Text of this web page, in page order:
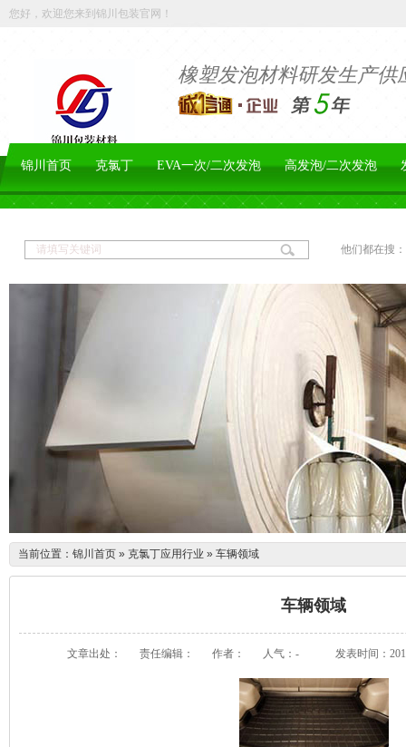
您好，欢迎您来到锦川包装官网！
橡塑发泡材料研发生产供
锦川首页 克氯丁 EVA一次/二次发泡 高发泡/二次发泡
他们都在搜：
当前位置： 锦川首页 » 克氯丁应用行业 » 车辆领域
车辆领域
文章出处： 责任编辑： 作者： 人气：- 发表时间：